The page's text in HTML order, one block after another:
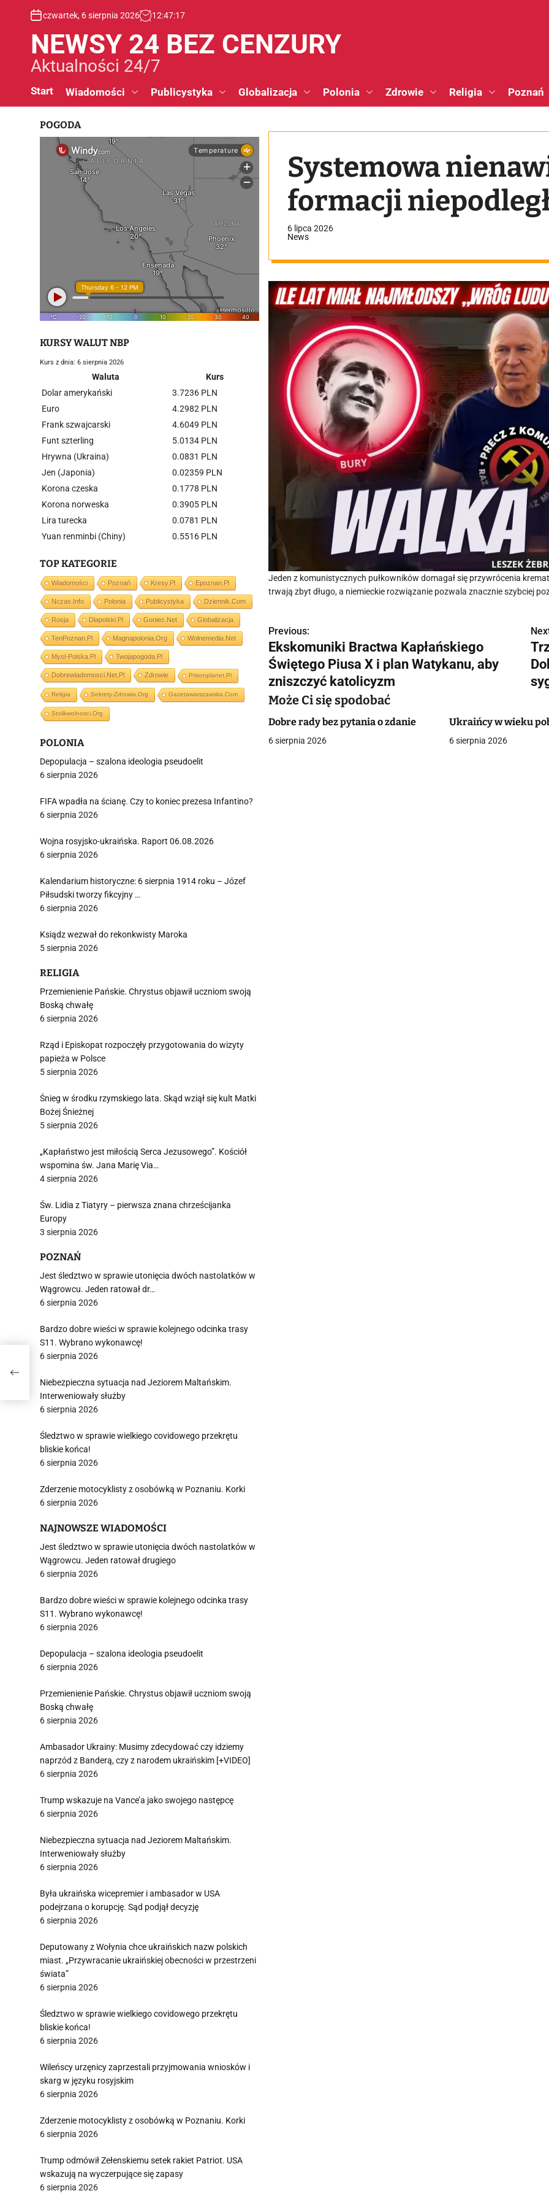
czwartek, 6 sierpnia 2026 12:47:18
NEWSY 24 BEZ CENZURY
Aktualności 24/7
Start Wiadomości Publicystyka Globalizacja Polonia Zdrowie Religia Poznań
Systemowa
formacji
6 lipca 2026
News
Jeden z komunistycznych pułkowników domagał się przywrócenia
trwają zbyt długo, a niemieckie rozwiązanie pozwala znacznie szybciej
N
a
w
i
g
Previous:
Ekskomuniki Bractwa Kapłańskiego
Świętego Piusa X i plan Watykanu, aby
zniszczyć katolicyzm
Może Ci się spodobać
Dobre rady bez pytania o zdanie
6 sierpnia 2026
Ukraińcy w wieku
6 sierpnia 2026
POGODA
KURSY WALUT NBP
Kurs z dnia: 6 sierpnia 2026
Waluta
Kurs
Dolar amerykański
3.7236 PLN
Euro
4.2982 PLN
Frank szwajcarski
4.6049 PLN
Funt szterling
5.0134 PLN
Hrywna (Ukraina)
0.0831 PLN
Jen (Japonia)
0.02359 PLN
Korona czeska
0.1778 PLN
Korona norweska
0.3905 PLN
Lira turecka
0.0781 PLN
Yuan renminbi (Chiny)
0.5516 PLN
TOP KATEGORIE
Wiadomości Poznań Kresy.pl Epoznan.pl
Nczas.info Polonia Publicystyka Dziennik.com
Rosja Dlapolski.pl Goniec.net Globalizacja
TenPoznan.pl Magnapolonia.org Wolnemedia.net
Mysl-Polska.pl Twojapogoda.pl
Dobrewiadomosci.net.pl Zdrowie Prisonplanet.pl
Religia Sekrety-Zdrowia.org Gazetawarszawska.com
Stolikwolnosci.org
POLONIA
Depopulacja – szalona ideologia pseudoelit
6 sierpnia 2026
FIFA wpadła na ścianę. Czy to koniec prezesa Infantino?
6 sierpnia 2026
Wojna rosyjsko-ukraińska. Raport 06.08.2026
6 sierpnia 2026
Kalendarium historyczne: 6 sierpnia 1914 roku – Józef
Piłsudski tworzy fikcyjny …
6 sierpnia 2026
Ksiądz wezwał do rekonkwisty Maroka
5 sierpnia 2026
RELIGIA
Przemienienie Pańskie. Chrystus objawił uczniom swoją
Boską chwałę
6 sierpnia 2026
Rząd i Episkopat rozpoczęły przygotowania do wizyty
papieża w Polsce
5 sierpnia 2026
Śnieg w środku rzymskiego lata. Skąd wziął się kult Matki
Bożej Śnieżnej
5 sierpnia 2026
„Kapłaństwo jest miłością Serca Jezusowego”. Kościół
wspomina św. Jana Marię Via…
4 sierpnia 2026
Św. Lidia z Tiatyry – pierwsza znana chrześcijanka
Europy
3 sierpnia 2026
POZNAŃ
Jest śledztwo w sprawie utonięcia dwóch nastolatków w
Wągrowcu. Jeden ratował dr…
6 sierpnia 2026
Bardzo dobre wieści w sprawie kolejnego odcinka trasy
S11. Wybrano wykonawcę!
6 sierpnia 2026
Niebezpieczna sytuacja nad Jeziorem Maltańskim.
Interweniowały służby
6 sierpnia 2026
Śledztwo w sprawie wielkiego covidowego przekrętu
bliskie końca!
6 sierpnia 2026
Zderzenie motocyklisty z osobówką w Poznaniu. Korki
6 sierpnia 2026
NAJNOWSZE WIADOMOŚCI
Jest śledztwo w sprawie utonięcia dwóch nastolatków w
Wągrowcu. Jeden ratował drugiego
6 sierpnia 2026
Bardzo dobre wieści w sprawie kolejnego odcinka trasy
S11. Wybrano wykonawcę!
6 sierpnia 2026
Depopulacja – szalona ideologia pseudoelit
6 sierpnia 2026
Przemienienie Pańskie. Chrystus objawił uczniom swoją
Boską chwałę
6 sierpnia 2026
Ambasador Ukrainy: Musimy zdecydować czy idziemy
naprzód z Banderą, czy z narodem ukraińskim [+VIDEO]
6 sierpnia 2026
Trump wskazuje na Vance’a jako swojego następcę
6 sierpnia 2026
Niebezpieczna sytuacja nad Jeziorem Maltańskim.
Interweniowały służby
6 sierpnia 2026
Była ukraińska wicepremier i ambasador w USA
podejrzana o korupcję. Sąd podjął decyzję
6 sierpnia 2026
Deputowany z Wołynia chce ukraińskich nazw polskich
miast. „Przywracanie ukraińskiej obecności w przestrzeni
świata”
6 sierpnia 2026
Śledztwo w sprawie wielkiego covidowego przekrętu
bliskie końca!
6 sierpnia 2026
Wileńscy urzęnicy zaprzestali przyjmowania wniosków i
skarg w języku rosyjskim
6 sierpnia 2026
Zderzenie motocyklisty z osobówką w Poznaniu. Korki
6 sierpnia 2026
Trump odmówił Zełenskiemu setek rakiet Patriot. USA
wskazują na wyczerpujące się zapasy
6 sierpnia 2026